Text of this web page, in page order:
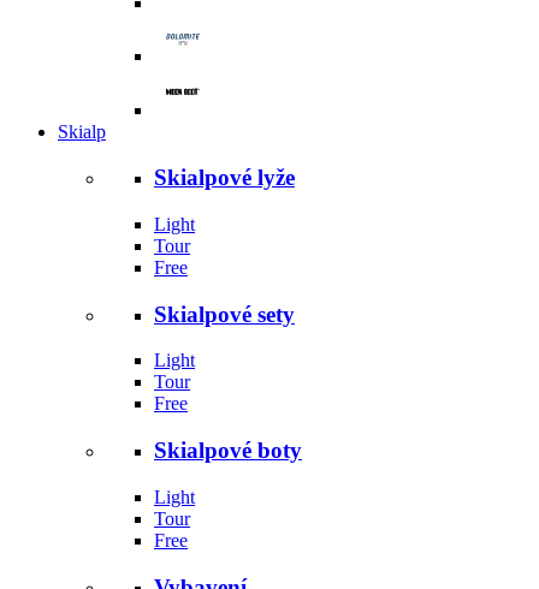
Skialp
Skialpové lyže
Light
Tour
Free
Skialpové sety
Light
Tour
Free
Skialpové boty
Light
Tour
Free